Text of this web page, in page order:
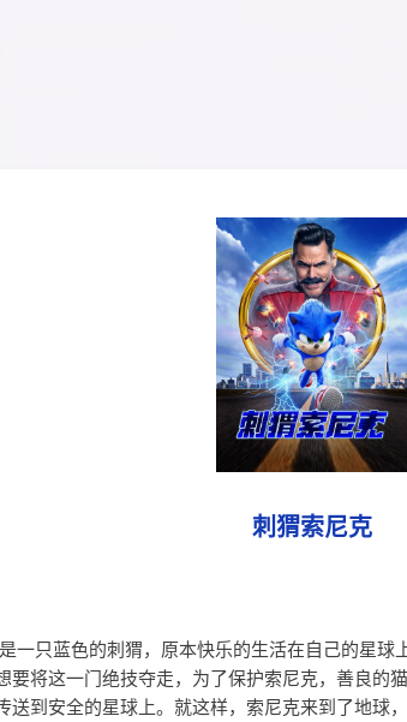
刺猬索尼克
一只蓝色的刺猬，原本快乐的生活在自己的星
要将这一门绝技夺走，为了保护索尼克，善良的
送到安全的星球上。就这样，索尼克来到了地球